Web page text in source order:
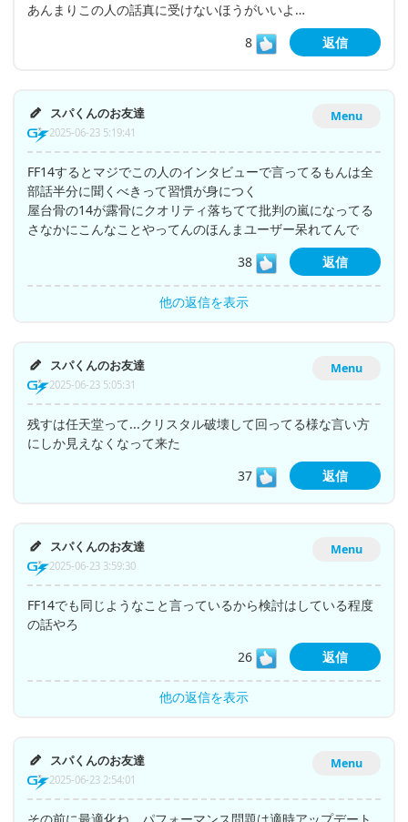
あんまりこの人の話真に受けないほうがいいよ…
8
返信
Menu
スパくんのお友達
2025-06-23 5:19:41
FF14するとマジでこの人のインタビューで言ってるもんは全
部話半分に聞くべきって習慣が身につく
屋台骨の14が露骨にクオリティ落ちてて批判の嵐になってる
さなかにこんなことやってんのほんまユーザー呆れてんで
38
返信
他の返信を表示
Menu
スパくんのお友達
2025-06-23 5:05:31
残すは任天堂って...クリスタル破壊して回ってる様な言い方
にしか見えなくなって来た
37
返信
Menu
スパくんのお友達
2025-06-23 3:59:30
FF14でも同じようなこと言っているから検討はしている程度
の話やろ
26
返信
他の返信を表示
Menu
スパくんのお友達
2025-06-23 2:54:01